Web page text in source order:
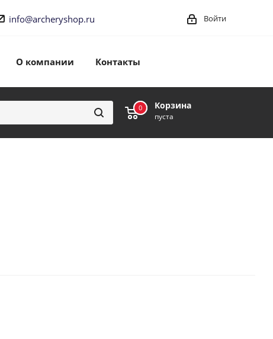
info@archeryshop.ru Войти
О компании Контакты
Корзина
0
пуста
0